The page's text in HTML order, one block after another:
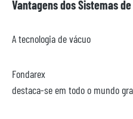
Vantagens dos Sistemas
A tecnologia de vácuo
Fondarex
destaca-se em todo o mundo